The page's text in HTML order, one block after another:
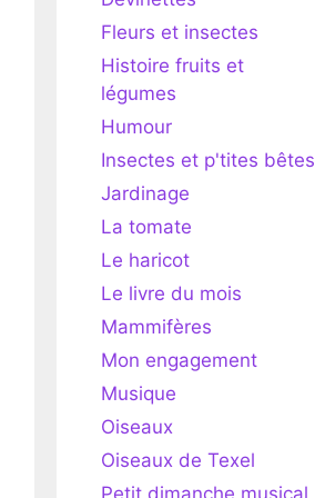
Fleurs et insectes
Histoire fruits et
légumes
Humour
Insectes et p'tites bêtes
Jardinage
La tomate
Le haricot
Le livre du mois
Mammifères
Mon engagement
Musique
Oiseaux
Oiseaux de Texel
Petit dimanche musical